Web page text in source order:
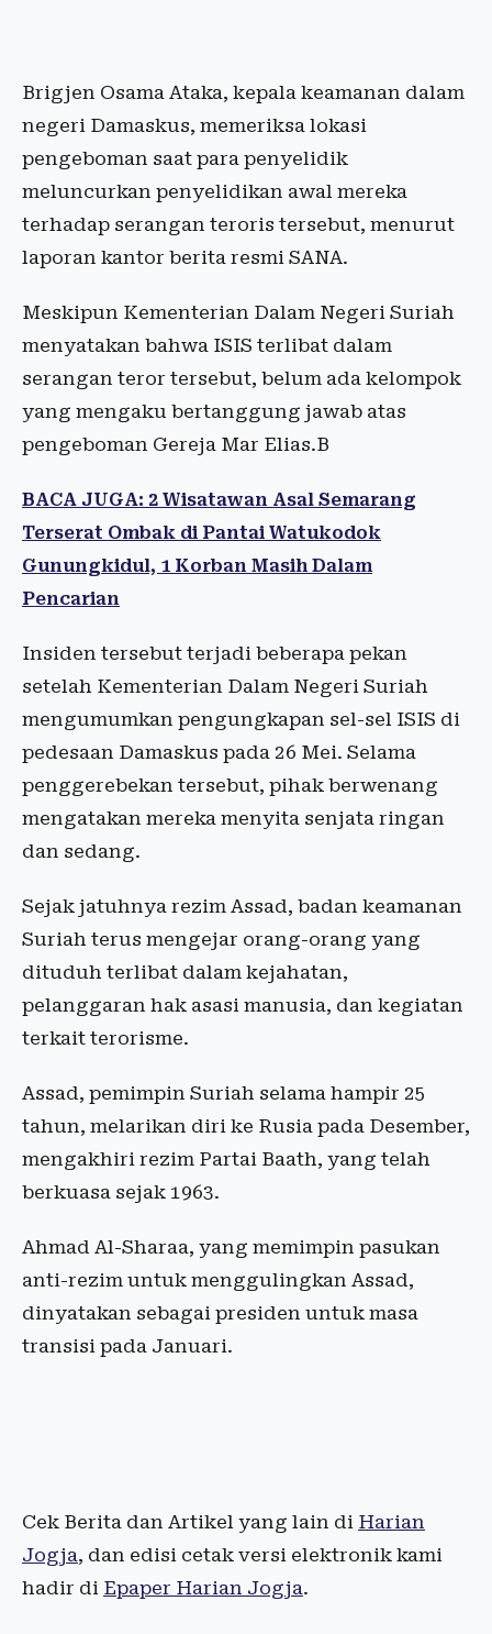
Brigjen Osama Ataka, kepala keamanan dalam
negeri Damaskus, memeriksa lokasi
pengeboman saat para penyelidik
meluncurkan penyelidikan awal mereka
terhadap serangan teroris tersebut, menurut
laporan kantor berita resmi SANA.
Meskipun Kementerian Dalam Negeri Suriah
menyatakan bahwa ISIS terlibat dalam
serangan teror tersebut, belum ada kelompok
yang mengaku bertanggung jawab atas
pengeboman Gereja Mar Elias.B
BACA JUGA: 2 Wisatawan Asal Semarang
Terserat Ombak di Pantai Watukodok
Gunungkidul, 1 Korban Masih Dalam
Pencarian
Insiden tersebut terjadi beberapa pekan
setelah Kementerian Dalam Negeri Suriah
mengumumkan pengungkapan sel-sel ISIS di
pedesaan Damaskus pada 26 Mei. Selama
penggerebekan tersebut, pihak berwenang
mengatakan mereka menyita senjata ringan
dan sedang.
Sejak jatuhnya rezim Assad, badan keamanan
Suriah terus mengejar orang-orang yang
dituduh terlibat dalam kejahatan,
pelanggaran hak asasi manusia, dan kegiatan
terkait terorisme.
Assad, pemimpin Suriah selama hampir 25
tahun, melarikan diri ke Rusia pada Desember,
mengakhiri rezim Partai Baath, yang telah
berkuasa sejak 1963.
Ahmad Al-Sharaa, yang memimpin pasukan
anti-rezim untuk menggulingkan Assad,
dinyatakan sebagai presiden untuk masa
transisi pada Januari.
Cek Berita dan Artikel yang lain di Harian
Jogja, dan edisi cetak versi elektronik kami
hadir di Epaper Harian Jogja.